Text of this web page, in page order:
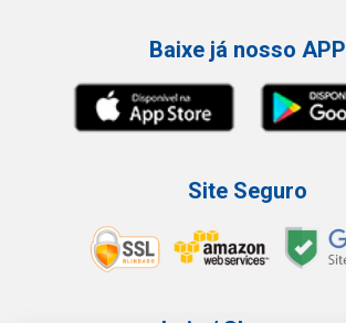
Baixe já nosso APP
Site Seguro